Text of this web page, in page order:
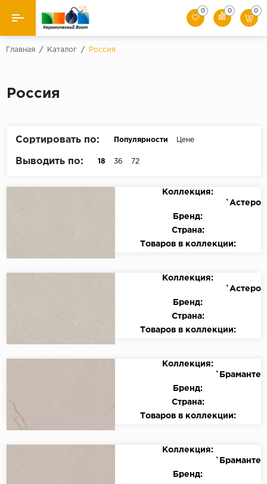
Назад
0 0 0
Главная / Каталог / Россия
Россия
Сортировать по: Популярности Цене
Выводить по: 18 36 72
Коллекция:
`Астеро
Бренд:
Страна:
Товаров в коллекции:
Коллекция:
`Астеро
Бренд:
Страна:
Товаров в коллекции:
Коллекция:
`Браманте
Бренд:
Страна:
Товаров в коллекции:
Коллекция:
`Браманте
Бренд: